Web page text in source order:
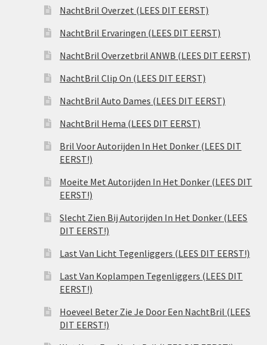
NachtBril Overzet (LEES DIT EERST)
NachtBril Ervaringen (LEES DIT EERST)
NachtBril Overzetbril ANWB (LEES DIT EERST)
NachtBril Clip On (LEES DIT EERST)
NachtBril Auto Dames (LEES DIT EERST)
NachtBril Hema (LEES DIT EERST)
Bril Voor Autorijden In Het Donker (LEES DIT
EERST!)
Moeite Met Autorijden In Het Donker (LEES DIT
EERST!)
Slecht Zien Bij Autorijden In Het Donker (LEES
DIT EERST!)
Last Van Licht Tegenliggers (LEES DIT EERST!)
Last Van Koplampen Tegenliggers (LEES DIT
EERST!)
Hoeveel Beter Zie Je Door Een NachtBril (LEES
DIT EERST!)